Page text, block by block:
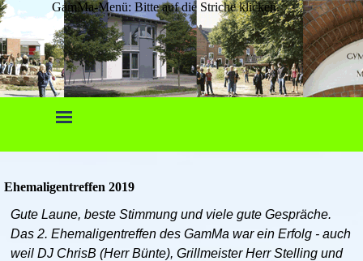
GamMa-Menü: Bitte auf die Striche klicken.
Ehemaligentreffen 2019
Gute Laune, beste Stimmung und viele gute Gespräche.
Das 2. Ehemaligentreffen des GamMa war ein Erfolg - auch
weil DJ ChrisB (Herr Bünte), Grillmeister Herr Stelling und